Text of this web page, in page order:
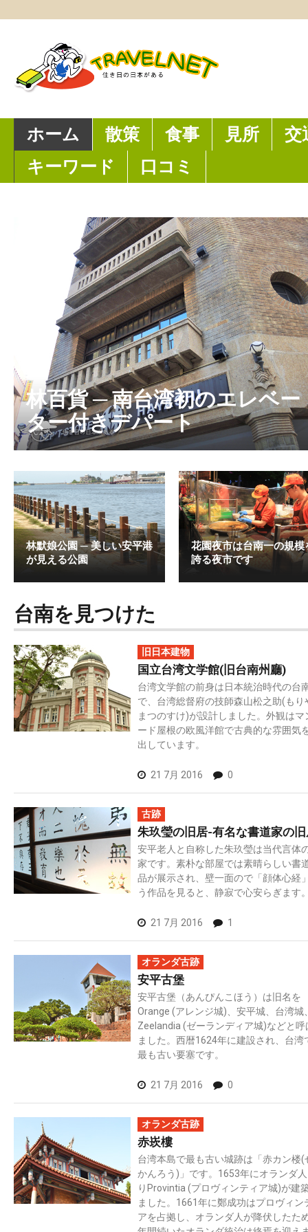
ホーム 散策 食事 見所
交
キーワード
口コミ
林百貨 ─ 南台湾初のエレベー
ター付きデパート
林默娘公園 ─ 美しい安平港
が見える公園
花園夜市は台南一の規模
誇る夜市です
台南を見つけた
旧日本建物
国立台湾文学館(旧台南州廳)
台湾文学館の前身は日本統治時代の台
で、台湾総督府の技師森山松之助(もり
まつのすけ)が設計しました。外観はマ
ード屋根の欧風洋館で古典的な雰囲気
出しています。
21 7月 2016 0
古跡
朱玖瑩の旧居-有名な書道家の
安平老人と自称した朱玖瑩は当代言体
家です。素朴な部屋では素晴らしい書
品が展示され、壁一面ので「顔体心経
う作品を見ると、静寂で心安らぎます
21 7月 2016 1
オランダ古跡
安平古堡
安平古堡（あんぴんこほう）は旧名を
Orange (アレンジ城)、安平城、台湾城
Zeelandia (ゼーランディア城)などと呼
ました。西暦1624年に建設され、台湾
最も古い要塞です。
21 7月 2016 0
オランダ古跡
赤崁樓
台湾本島で最も古い城跡は「赤カン楼(
かんろう)」です。1653年にオランダ
りProvintia (プロヴィンティア城)が建
ました。1661年に鄭成功はプロヴィン
アを占拠し、オランダ人が降伏したた